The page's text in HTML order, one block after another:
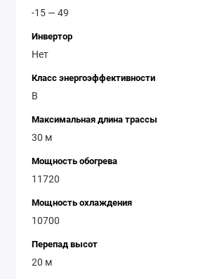
-15 — 49
Инвертор
Нет
Класс энергоэффективности
B
Максимальная длина трассы
30 м
Мощность обогрева
11720
Мощность охлаждения
10700
Перепад высот
20 м